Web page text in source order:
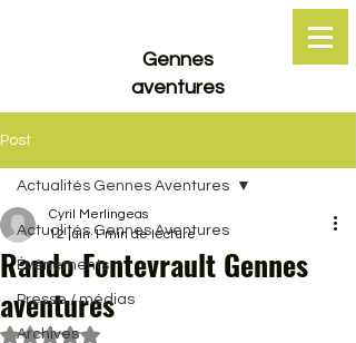
Gennes
aventures
Post
Actualités Gennes Aventures
Événements
Presse / médias
Archives
Actualités Gennes Aventures
Rando Fontevrault Gennes
aventures
Cyril Merlingeas
12 juin 1 min de lecture
Noté NaN étoiles sur 5.